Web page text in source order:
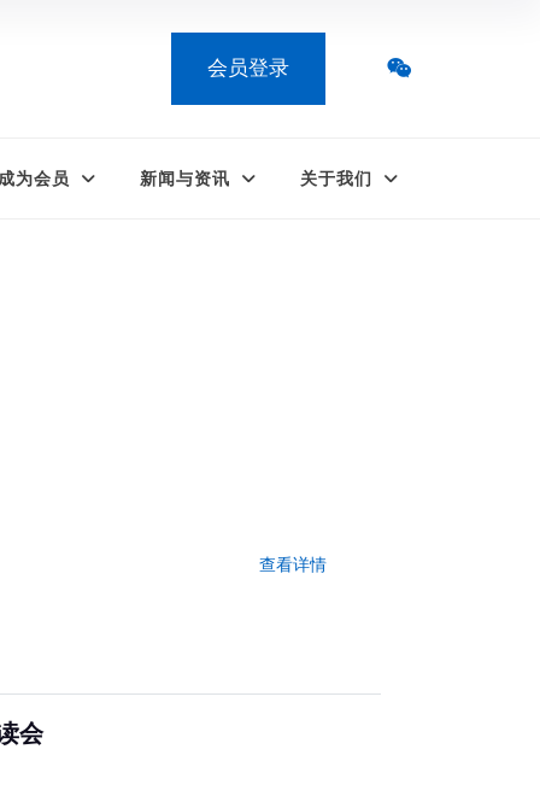
会员登录
为会员 新闻与资讯 关于我们
查看详情
会